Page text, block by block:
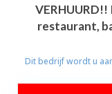
restaurant,
Dit bedrijf wordt u